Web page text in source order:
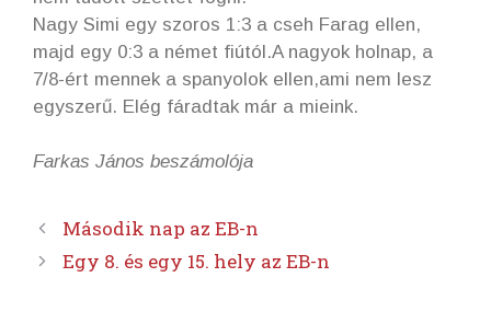
Nagy Simi egy szoros 1:3 a cseh Farag ellen,
majd egy 0:3 a német fiútól.A nagyok holnap, a
7/8-ért mennek a spanyolok ellen,ami nem lesz
egyszerű. Elég fáradtak már a mieink.
Farkas János beszámolója
Második nap az EB-n
Egy 8. és egy 15. hely az EB-n